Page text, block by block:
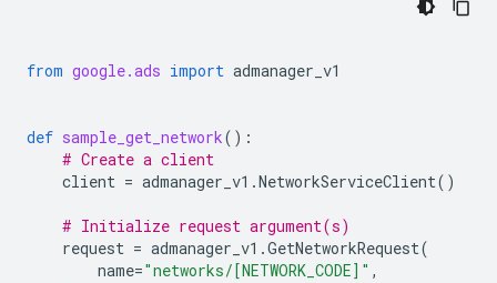
from google.ads import admanager_v1
def sample_get_network():
# Create a client
client = admanager_v1 .NetworkServiceClient()
# Initialize request argument(s)
request = admanager_v1 .GetNetworkRequest(
name="networks/[NETWORK_CODE]" ,